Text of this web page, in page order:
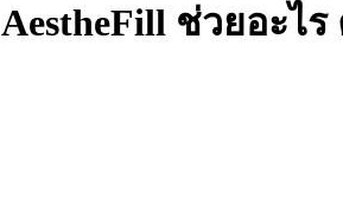
AestheFill ช่วยอะไ